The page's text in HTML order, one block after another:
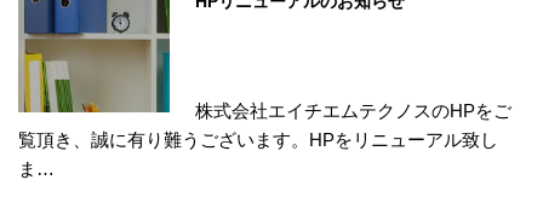
株式会社エイチエムテクノスのHPをご
覧頂き、誠に有り難うございます。HPをリニューアル致し
ま…